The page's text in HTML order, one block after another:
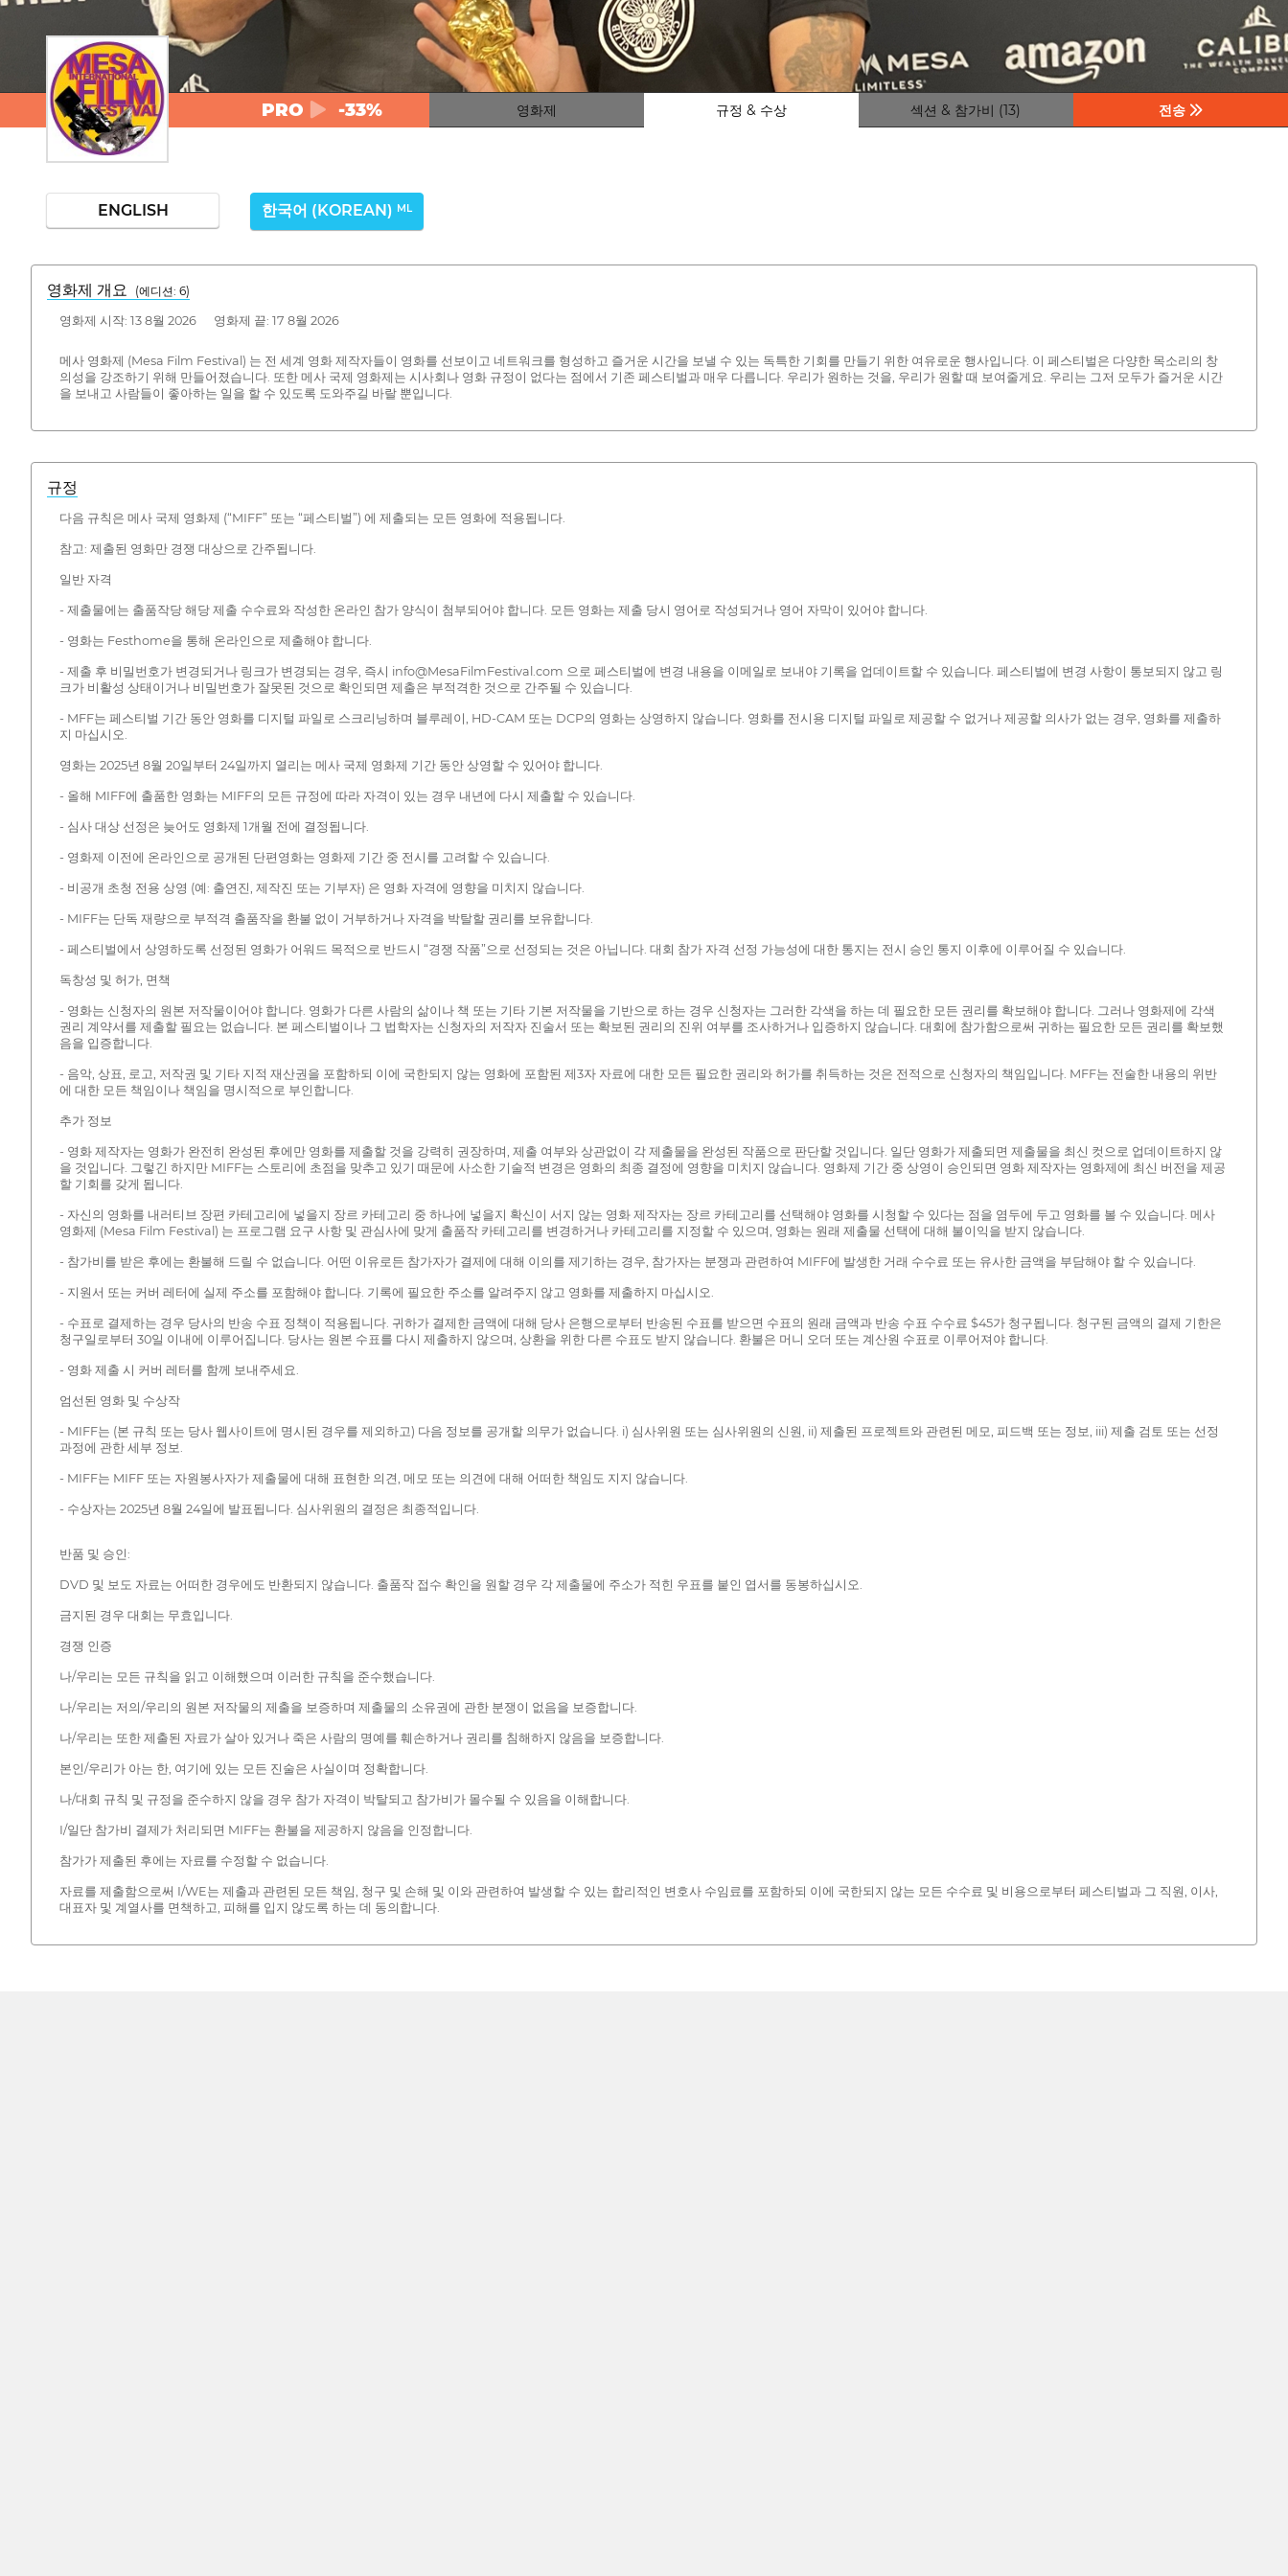
PRO -33% 영화제 규정 & 수상 섹션 & 참가비 (13) 전송
ENGLISH 한국어 (KOREAN) ML
영화제 개요 (에디션: 6)
영화제 시작: 13 8월 2026 영화제 끝: 17 8월 2026
메사 영화제 (Mesa Film Festival) 는 전 세계 영화 제작자들이 영화를 선보이고 네트워크를 형성하고 즐거운 시간을 보낼 수 있는 독특한 기회를 만들기 위한 여유로운 행사입니다. 이 페스티벌은 다양한 목소리의 창
의성을 강조하기 위해 만들어졌습니다. 또한 메사 국제 영화제는 시사회나 영화 규정이 없다는 점에서 기존 페스티벌과 매우 다릅니다. 우리가 원하는 것을, 우리가 원할 때 보여줄게요. 우리는 그저 모두가 즐거운 시간
을 보내고 사람들이 좋아하는 일을 할 수 있도록 도와주길 바랄 뿐입니다.
규정
다음 규칙은 메사 국제 영화제 (“MIFF” 또는 “페스티벌”) 에 제출되는 모든 영화에 적용됩니다.
참고: 제출된 영화만 경쟁 대상으로 간주됩니다.
일반 자격
- 제출물에는 출품작당 해당 제출 수수료와 작성한 온라인 참가 양식이 첨부되어야 합니다. 모든 영화는 제출 당시 영어로 작성되거나 영어 자막이 있어야 합니다.
- 영화는 Festhome을 통해 온라인으로 제출해야 합니다.
- 제출 후 비밀번호가 변경되거나 링크가 변경되는 경우, 즉시 info@MesaFilmFestival.com 으로 페스티벌에 변경 내용을 이메일로 보내야 기록을 업데이트할 수 있습니다. 페스티벌에 변경 사항이 통보되지 않고 링
크가 비활성 상태이거나 비밀번호가 잘못된 것으로 확인되면 제출은 부적격한 것으로 간주될 수 있습니다.
- MFF는 페스티벌 기간 동안 영화를 디지털 파일로 스크리닝하며 블루레이, HD-CAM 또는 DCP의 영화는 상영하지 않습니다. 영화를 전시용 디지털 파일로 제공할 수 없거나 제공할 의사가 없는 경우, 영화를 제출하
지 마십시오.
영화는 2025년 8월 20일부터 24일까지 열리는 메사 국제 영화제 기간 동안 상영할 수 있어야 합니다.
- 올해 MIFF에 출품한 영화는 MIFF의 모든 규정에 따라 자격이 있는 경우 내년에 다시 제출할 수 있습니다.
- 심사 대상 선정은 늦어도 영화제 1개월 전에 결정됩니다.
- 영화제 이전에 온라인으로 공개된 단편영화는 영화제 기간 중 전시를 고려할 수 있습니다.
- 비공개 초청 전용 상영 (예: 출연진, 제작진 또는 기부자) 은 영화 자격에 영향을 미치지 않습니다.
- MIFF는 단독 재량으로 부적격 출품작을 환불 없이 거부하거나 자격을 박탈할 권리를 보유합니다.
- 페스티벌에서 상영하도록 선정된 영화가 어워드 목적으로 반드시 “경쟁 작품”으로 선정되는 것은 아닙니다. 대회 참가 자격 선정 가능성에 대한 통지는 전시 승인 통지 이후에 이루어질 수 있습니다.
독창성 및 허가, 면책
- 영화는 신청자의 원본 저작물이어야 합니다. 영화가 다른 사람의 삶이나 책 또는 기타 기본 저작물을 기반으로 하는 경우 신청자는 그러한 각색을 하는 데 필요한 모든 권리를 확보해야 합니다. 그러나 영화제에 각색
권리 계약서를 제출할 필요는 없습니다. 본 페스티벌이나 그 법학자는 신청자의 저작자 진술서 또는 확보된 권리의 진위 여부를 조사하거나 입증하지 않습니다. 대회에 참가함으로써 귀하는 필요한 모든 권리를 확보했
음을 입증합니다.
- 음악, 상표, 로고, 저작권 및 기타 지적 재산권을 포함하되 이에 국한되지 않는 영화에 포함된 제3자 자료에 대한 모든 필요한 권리와 허가를 취득하는 것은 전적으로 신청자의 책임입니다. MFF는 전술한 내용의 위반
에 대한 모든 책임이나 책임을 명시적으로 부인합니다.
추가 정보
- 영화 제작자는 영화가 완전히 완성된 후에만 영화를 제출할 것을 강력히 권장하며, 제출 여부와 상관없이 각 제출물을 완성된 작품으로 판단할 것입니다. 일단 영화가 제출되면 제출물을 최신 컷으로 업데이트하지 않
을 것입니다. 그렇긴 하지만 MIFF는 스토리에 초점을 맞추고 있기 때문에 사소한 기술적 변경은 영화의 최종 결정에 영향을 미치지 않습니다. 영화제 기간 중 상영이 승인되면 영화 제작자는 영화제에 최신 버전을 제공
할 기회를 갖게 됩니다.
- 자신의 영화를 내러티브 장편 카테고리에 넣을지 장르 카테고리 중 하나에 넣을지 확신이 서지 않는 영화 제작자는 장르 카테고리를 선택해야 영화를 시청할 수 있다는 점을 염두에 두고 영화를 볼 수 있습니다. 메사
영화제 (Mesa Film Festival) 는 프로그램 요구 사항 및 관심사에 맞게 출품작 카테고리를 변경하거나 카테고리를 지정할 수 있으며, 영화는 원래 제출물 선택에 대해 불이익을 받지 않습니다.
- 참가비를 받은 후에는 환불해 드릴 수 없습니다. 어떤 이유로든 참가자가 결제에 대해 이의를 제기하는 경우, 참가자는 분쟁과 관련하여 MIFF에 발생한 거래 수수료 또는 유사한 금액을 부담해야 할 수 있습니다.
- 지원서 또는 커버 레터에 실제 주소를 포함해야 합니다. 기록에 필요한 주소를 알려주지 않고 영화를 제출하지 마십시오.
- 수표로 결제하는 경우 당사의 반송 수표 정책이 적용됩니다. 귀하가 결제한 금액에 대해 당사 은행으로부터 반송된 수표를 받으면 수표의 원래 금액과 반송 수표 수수료 $45가 청구됩니다. 청구된 금액의 결제 기한은
청구일로부터 30일 이내에 이루어집니다. 당사는 원본 수표를 다시 제출하지 않으며, 상환을 위한 다른 수표도 받지 않습니다. 환불은 머니 오더 또는 계산원 수표로 이루어져야 합니다.
- 영화 제출 시 커버 레터를 함께 보내주세요.
엄선된 영화 및 수상작
- MIFF는 (본 규칙 또는 당사 웹사이트에 명시된 경우를 제외하고) 다음 정보를 공개할 의무가 없습니다. i) 심사위원 또는 심사위원의 신원, ii) 제출된 프로젝트와 관련된 메모, 피드백 또는 정보, iii) 제출 검토 또는 선정
과정에 관한 세부 정보.
- MIFF는 MIFF 또는 자원봉사자가 제출물에 대해 표현한 의견, 메모 또는 의견에 대해 어떠한 책임도 지지 않습니다.
- 수상자는 2025년 8월 24일에 발표됩니다. 심사위원의 결정은 최종적입니다.
반품 및 승인:
DVD 및 보도 자료는 어떠한 경우에도 반환되지 않습니다. 출품작 접수 확인을 원할 경우 각 제출물에 주소가 적힌 우표를 붙인 엽서를 동봉하십시오.
금지된 경우 대회는 무효입니다.
경쟁 인증
나/우리는 모든 규칙을 읽고 이해했으며 이러한 규칙을 준수했습니다.
나/우리는 저의/우리의 원본 저작물의 제출을 보증하며 제출물의 소유권에 관한 분쟁이 없음을 보증합니다.
나/우리는 또한 제출된 자료가 살아 있거나 죽은 사람의 명예를 훼손하거나 권리를 침해하지 않음을 보증합니다.
본인/우리가 아는 한, 여기에 있는 모든 진술은 사실이며 정확합니다.
나/대회 규칙 및 규정을 준수하지 않을 경우 참가 자격이 박탈되고 참가비가 몰수될 수 있음을 이해합니다.
I/일단 참가비 결제가 처리되면 MIFF는 환불을 제공하지 않음을 인정합니다.
참가가 제출된 후에는 자료를 수정할 수 없습니다.
자료를 제출함으로써 I/WE는 제출과 관련된 모든 책임, 청구 및 손해 및 이와 관련하여 발생할 수 있는 합리적인 변호사 수임료를 포함하되 이에 국한되지 않는 모든 수수료 및 비용으로부터 페스티벌과 그 직원, 이사,
대표자 및 계열사를 면책하고, 피해를 입지 않도록 하는 데 동의합니다.